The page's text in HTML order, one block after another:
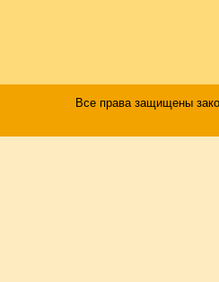
Все права защищены